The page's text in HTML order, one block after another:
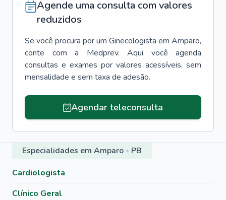
Agende uma consulta com valores
reduzidos
Se você procura por um Ginecologista em Amparo,
conte com a Medprev. Aqui você agenda
consultas e exames por valores acessíveis, sem
mensalidade e sem taxa de adesão.
Agendar teleconsulta
Especialidades em Amparo - PB
Cardiologista
Clínico Geral